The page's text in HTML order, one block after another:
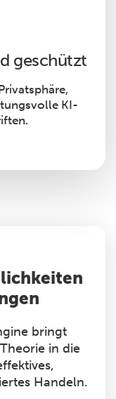
geschützt
KI-
bringt
in die
Handeln.